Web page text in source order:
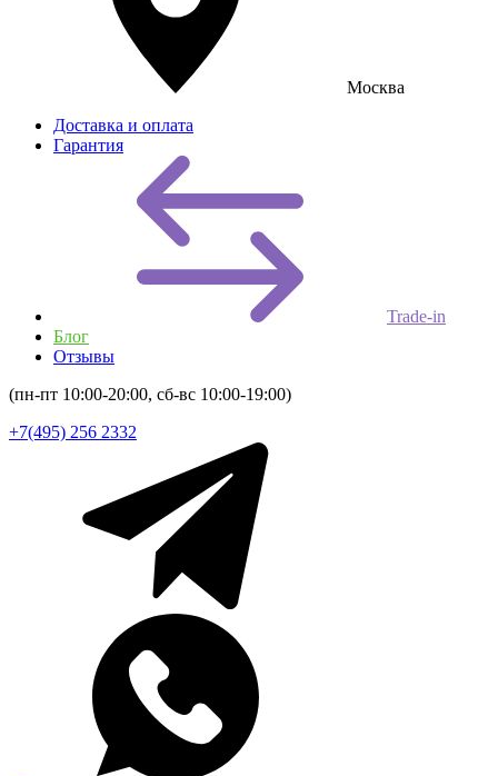
Москва
Доставка и оплата
Гарантия
Trade-in
Блог
Отзывы
(пн-пт 10:00-20:00, сб-вс 10:00-19:00)
+7(495) 256 2332